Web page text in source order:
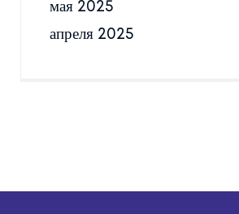
мая 2025
апреля 2025